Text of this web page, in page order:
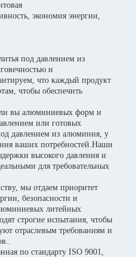
экономия энергии,
под давлением из
и
что каждый продукт
чтобы обеспечить
ли вы алюминиевых форм и
или готовых
давлением из алюминия, у
ваших потребностей.Наши
высокого давления и
для требовательных
мы отдаем приоритет
безопасности и
литейных
строгие испытания, чтобы
отраслевым требованиям и
по стандарту ISO 9001,